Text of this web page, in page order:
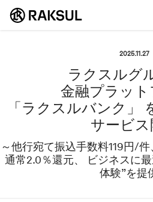
ラクスル株
2025.11.27
ラクスルグ
金融プラット
「ラクスルバンク」
サービ
～他行宛て振込手数料119円/
通常2.0％還元、 ビジネスに
体験”を提